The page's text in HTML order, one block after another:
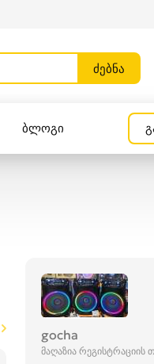
ბლოგი
gocha
მაღაზია რეგისტრაციის